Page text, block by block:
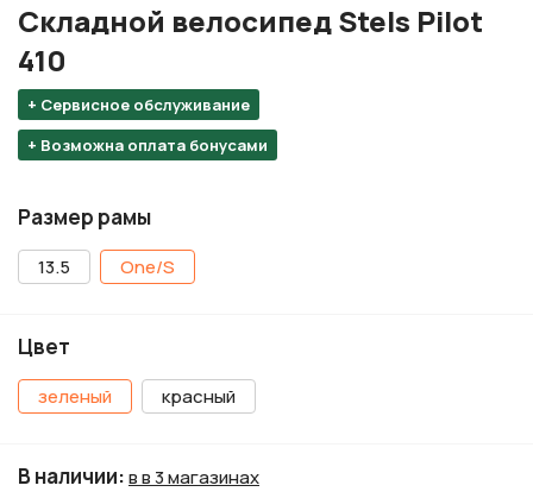
+ Сервисное обслуживание
+ Возможна оплата бонусами
Складной велосипед Stels Pilot
410
Размер рамы
13.5 One/S
Цвет
зеленый красный
В наличии:в в 3 магазинах